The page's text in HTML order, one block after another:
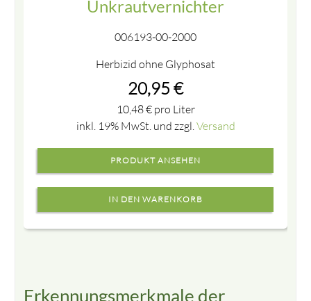
Unkrautvernichter
006193-00-2000
Herbizid ohne Glyphosat
20,95 €
10,48€pro Liter
inkl. 19% MwSt. und zzgl. Versand
PRODUKT ANSEHEN
Erkennungsmerkmale der